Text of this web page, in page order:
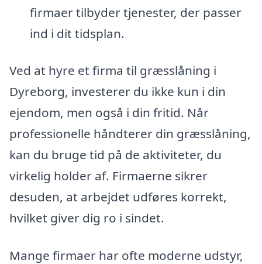
firmaer tilbyder tjenester, der passer
ind i dit tidsplan.
Ved at hyre et firma til græsslåning i
Dyreborg, investerer du ikke kun i din
ejendom, men også i din fritid. Når
professionelle håndterer din græsslåning,
kan du bruge tid på de aktiviteter, du
virkelig holder af. Firmaerne sikrer
desuden, at arbejdet udføres korrekt,
hvilket giver dig ro i sindet.
Mange firmaer har ofte moderne udstyr,